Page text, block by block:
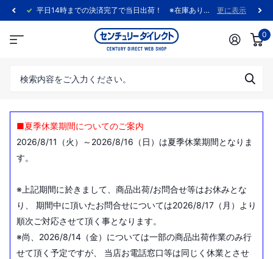
平日14時までの決済完了で当日出荷！ ※在庫あり製品に限ります。 更に表示
0
■夏季休業期間についてのご案内
2026/8/11（火）～2026/8/16（日）は夏季休業期間となりま
す。
※上記期間に於きまして、商品出荷/お問合せ等はお休みとな
り、 期間中に頂いたお問合せについては2026/8/17（月）より
順次ご対応させて頂く事となります。
※尚、2026/8/14（金）については一部の商品出荷作業のみ行
せて頂く予定ですが、 当店お電話窓口等は同じく休業とさせ